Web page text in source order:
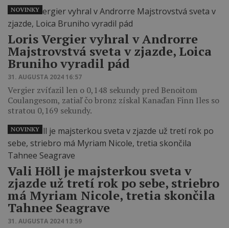
Loris Vergier vyhral v Androrre
Majstrovstvá sveta v zjazde, Loica
Bruniho vyradil pád
31. AUGUSTA 2024 16:57
Vergier zvíťazil len o 0,148 sekundy pred Benoitom
Coulangesom, zatiaľ čo bronz získal Kanaďan Finn Iles so
stratou 0,169 sekundy.
NOVINKY
Vali Höll je majsterkou sveta v
zjazde už tretí rok po sebe, striebro
má Myriam Nicole, tretia skončila
Tahnee Seagrave
31. AUGUSTA 2024 13:59
NOVINKY